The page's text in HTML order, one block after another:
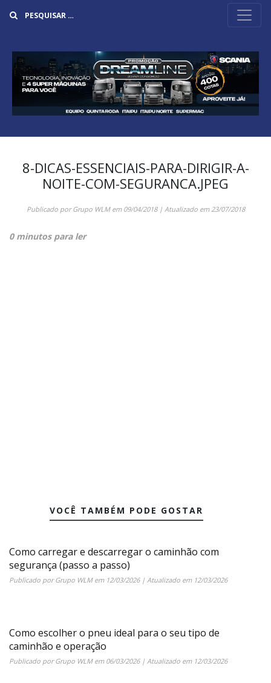
8-DICAS-ESSENCIAIS-PARA-DIRIGIR-A-
NOITE-COM-SEGURANCA.JPEG
Publicado porGrupo WLMem 09/04/2018| Atualizado em23/07/2018
0 minutos para ler
VOCÊ TAMBÉM PODE GOSTAR
Como carregar e descarregar o caminhão com
segurança (passo a passo)
Publicado porGrupo WLMem 12/03/2026| Atualizado em 12/03/2026
Como escolher o pneu ideal para o seu tipo de
caminhão e operação
Publicado porGrupo WLMem 06/03/2026| Atualizado em 12/03/2026